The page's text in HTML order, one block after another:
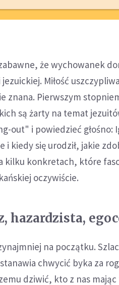
że wychowanek
Miłość
znana. Pierwszym
są żarty na temat
out" i powiedzieć
i kiedy się urodził, jakie
kilku konkretach, które
oczywiście.
hazardzista,
na początku.
chwycić byka za
dziwić, kto z nas